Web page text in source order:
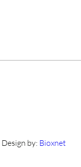
Design by: Bioxnet